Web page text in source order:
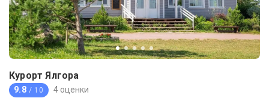
Курорт Ялгора
9.8 / 10 4 оценки